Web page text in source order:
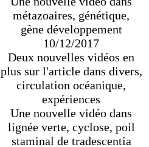
métazoaires, génétique,
gène développement
10/12/2017
Deux nouvelles vidéos en
plus sur l'article dans divers,
circulation océanique,
expériences
Une nouvelle vidéo dans
lignée verte, cyclose, poil
staminal de tradescentia